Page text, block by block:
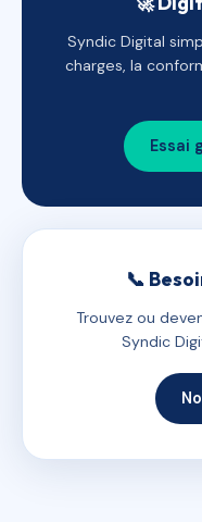
Syndic Digital
charges, la
Essai
📞
Trouvez ou
Syndic